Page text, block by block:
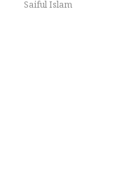
Saiful Islam